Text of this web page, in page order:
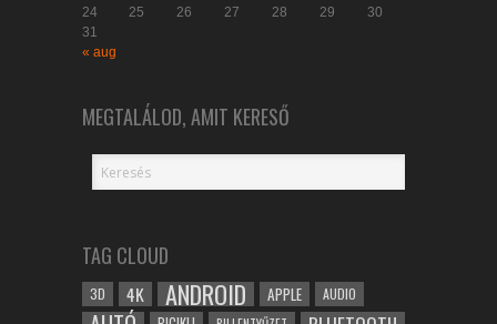
24
25 26 27 28 29
30
31
« aug
MEGTALÁLOD, AMIT KERESŐ
TAG CLOUD
3D 4K ANDROID APPLE AUDIO